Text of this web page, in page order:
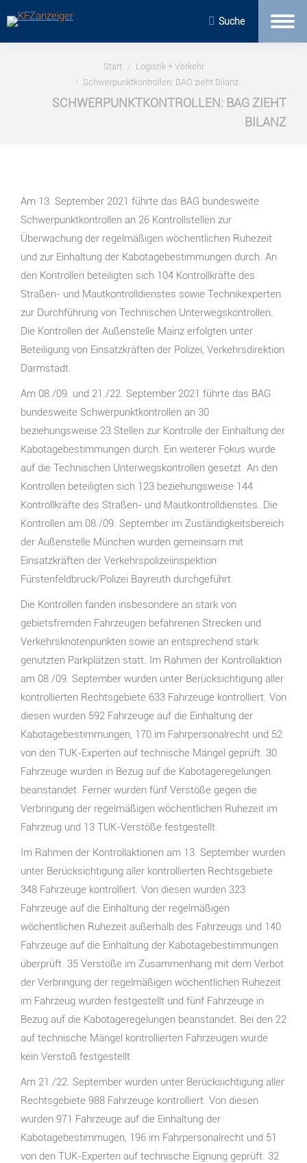
Suche
Sie befinden sich hier:
Start
Logistik + Verkehr
Schwerpunktkontrollen: BAG zieht Bilanz
SCHWERPUNKTKONTROLLEN: BAG ZIEHT
BILANZ
Am 13. September 2021 führte das BAG bundesweite
Schwerpunktkontrollen an 26 Kontrollstellen zur
Überwachung der regelmäßigen wöchentlichen Ruhezeit
und zur Einhaltung der Kabotagebestimmungen durch. An
den Kontrollen beteiligten sich 104 Kontrollkräfte des
Straßen- und Mautkontrolldienstes sowie Technikexperten
zur Durchführung von Technischen Unterwegskontrollen.
Die Kontrollen der Außenstelle Mainz erfolgten unter
Beteiligung von Einsatzkräften der Polizei, Verkehrsdirektion
Darmstadt.
Am 08./09. und 21./22. September 2021 führte das BAG
bundesweite Schwerpunktkontrollen an 30
beziehungsweise 23 Stellen zur Kontrolle der Einhaltung der
Kabotagebestimmungen durch. Ein weiterer Fokus wurde
auf die Technischen Unterwegskontrollen gesetzt. An den
Kontrollen beteiligten sich 123 beziehungsweise 144
Kontrollkräfte des Straßen- und Mautkontrolldienstes. Die
Kontrollen am 08./09. September im Zuständigkeitsbereich
der Außenstelle München wurden gemeinsam mit
Einsatzkräften der Verkehrspolizeiinspektion
Fürstenfeldbruck/Polizei Bayreuth durchgeführt.
Die Kontrollen fanden insbesondere an stark von
gebietsfremden Fahrzeugen befahrenen Strecken und
Verkehrsknotenpunkten sowie an entsprechend stark
genutzten Parkplätzen statt. Im Rahmen der Kontrollaktion
am 08./09. September wurden unter Berücksichtigung aller
kontrollierten Rechtsgebiete 633 Fahrzeuge kontrolliert. Von
diesen wurden 592 Fahrzeuge auf die Einhaltung der
Kabotagebestimmungen, 170 im Fahrpersonalrecht und 52
von den TUK-Experten auf technische Mängel geprüft. 30
Fahrzeuge wurden in Bezug auf die Kabotageregelungen
beanstandet. Ferner wurden fünf Verstöße gegen die
Verbringung der regelmäßigen wöchentlichen Ruhezeit im
Fahrzeug und 13 TUK-Verstöße festgestellt.
Im Rahmen der Kontrollaktionen am 13. September wurden
unter Berücksichtigung aller kontrollierten Rechtsgebiete
348 Fahrzeuge kontrolliert. Von diesen wurden 323
Fahrzeuge auf die Einhaltung der regelmäßigen
wöchentlichen Ruhezeit außerhalb des Fahrzeugs und 140
Fahrzeuge auf die Einhaltung der Kabotagebestimmungen
überprüft. 35 Verstöße im Zusammenhang mit dem Verbot
der Verbringung der regelmäßigen wöchentlichen Ruhezeit
im Fahrzeug wurden festgestellt und fünf Fahrzeuge in
Bezug auf die Kabotageregelungen beanstandet. Bei den 22
auf technische Mängel kontrollierten Fahrzeugen wurde
kein Verstoß festgestellt.
Am 21./22. September wurden unter Berücksichtigung aller
Rechtsgebiete 988 Fahrzeuge kontrolliert. Von diesen
wurden 971 Fahrzeuge auf die Einhaltung der
Kabotagebestimmugen, 196 im Fahrpersonalrecht und 51
von den TUK-Experten auf technische Eignung geprüft. 32